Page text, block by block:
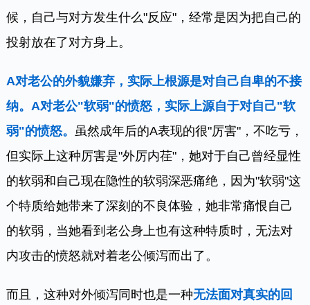
候，自己与对方发生什么"反应"，经常是因为把自己的
投射放在了对方身上。
A对老公的外貌嫌弃，实际上根源是对自己自卑的不接
纳。A对老公"软弱"的愤怒，实际上源自于对自己"软
弱"的愤怒。 虽然成年后的A表现的很"厉害"，不吃亏，
但实际上这种厉害是"外厉内荏"，她对于自己曾经显性
的软弱和自己现在隐性的软弱深恶痛绝，因为"软弱"这
个特质给她带来了深刻的不良体验，她非常痛恨自己
的软弱，当她看到老公身上也有这种特质时，无法对
内攻击的愤怒就对着老公倾泻而出了。
而且，这种对外倾泻同时也是一种无法面对真实的回